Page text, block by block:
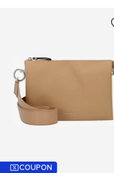
COUPON